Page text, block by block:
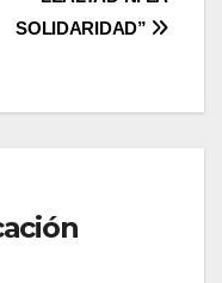
SOLIDARIDAD”